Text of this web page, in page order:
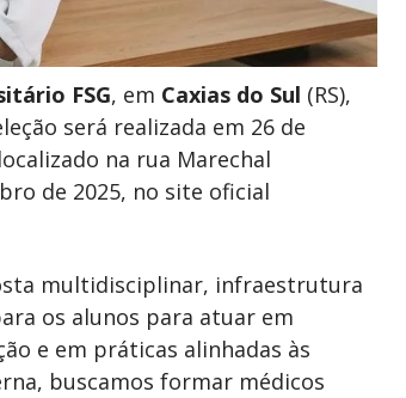
FSG, em Caxias do Sul (RS),
será realizada em 26 de
na rua Marechal
de 2025, no site oficial
multidisciplinar, infraestrutura
os alunos para atuar em
e em práticas alinhadas às
buscamos formar médicos